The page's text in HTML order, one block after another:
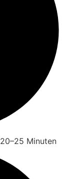
20–25 Minuten